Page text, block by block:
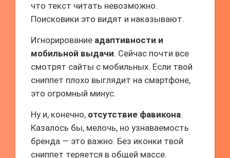
что текст читать невозможно.
Поисковики это видят и наказывают.
Игнорирование адаптивности и
мобильной выдачи. Сейчас почти все
смотрят сайты с мобильных. Если твой
сниппет плохо выглядит на смартфоне,
это огромный минус.
Ну и, конечно, отсутствие фавикона.
Казалось бы, мелочь, но узнаваемость
бренда — это важно. Без иконки твой
сниппет теряется в общей массе.